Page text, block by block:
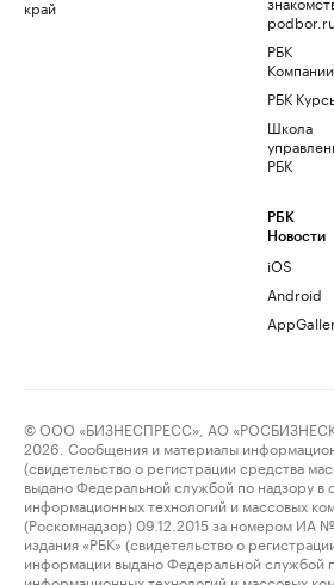
край
РБК
Компании
РБК
Школа
РБК
РБК
Новости
iOS
Android
© ООО «БИЗНЕСПРЕСС», АО
2026. Сообщения и материалы
(свидетельство о регистрации средства
выдано Федеральной службой по надзору в
информационных технологий и массовых
(Роскомнадзор) 09.12.2015 за номером ИА
издания «РБК» (свидетельство о
информации выдано Федеральной службой